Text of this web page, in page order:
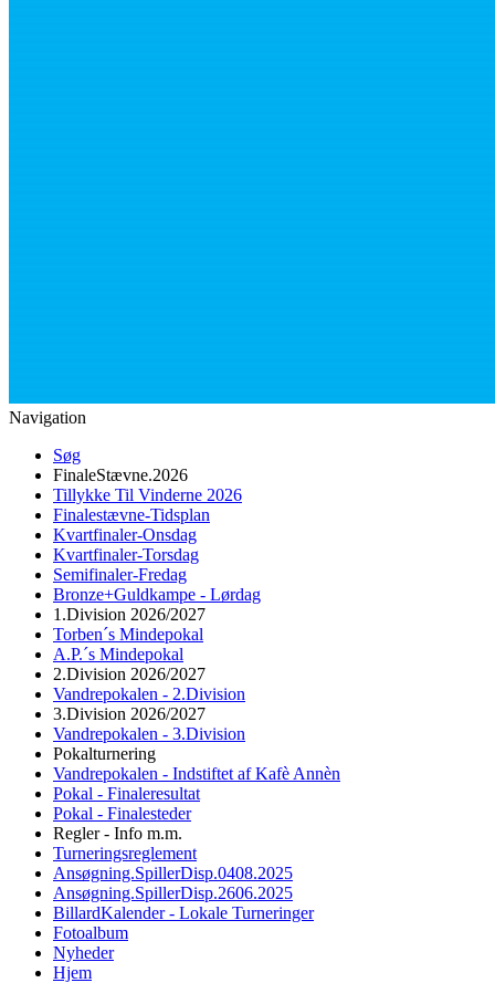
Navigation
Søg
FinaleStævne.2026
Tillykke Til Vinderne 2026
Finalestævne-Tidsplan
Kvartfinaler-Onsdag
Kvartfinaler-Torsdag
Semifinaler-Fredag
Bronze+Guldkampe - Lørdag
1.Division 2026/2027
Torben´s Mindepokal
A.P.´s Mindepokal
2.Division 2026/2027
Vandrepokalen - 2.Division
3.Division 2026/2027
Vandrepokalen - 3.Division
Pokalturnering
Vandrepokalen - Indstiftet af Kafè Annèn
Pokal - Finaleresultat
Pokal - Finalesteder
Regler - Info m.m.
Turneringsreglement
Ansøgning.SpillerDisp.0408.2025
Ansøgning.SpillerDisp.2606.2025
BillardKalender - Lokale Turneringer
Fotoalbum
Nyheder
Hjem